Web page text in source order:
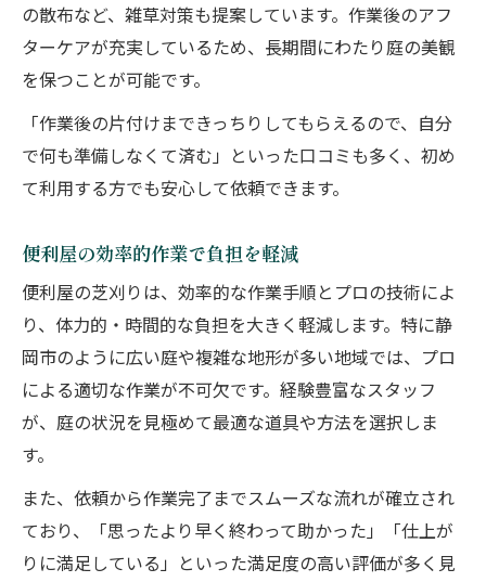
の散布など、雑草対策も提案しています。作業後のアフ
ターケアが充実しているため、長期間にわたり庭の美観
を保つことが可能です。
「作業後の片付けまできっちりしてもらえるので、自分
で何も準備しなくて済む」といった口コミも多く、初め
て利用する方でも安心して依頼できます。
便利屋の効率的作業で負担を軽減
便利屋の芝刈りは、効率的な作業手順とプロの技術によ
り、体力的・時間的な負担を大きく軽減します。特に静
岡市のように広い庭や複雑な地形が多い地域では、プロ
による適切な作業が不可欠です。経験豊富なスタッフ
が、庭の状況を見極めて最適な道具や方法を選択しま
す。
また、依頼から作業完了までスムーズな流れが確立され
ており、「思ったより早く終わって助かった」「仕上が
りに満足している」といった満足度の高い評価が多く見